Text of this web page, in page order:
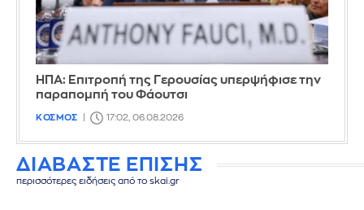
ΗΠΑ: Επιτροπή της Γερουσίας υπερψήφισε την
παραπομπή του Φάουτσι
ΚΟΣΜΟΣ 17:02, 06.08.2026
ΔΙΑΒΑΣΤΕ ΕΠΙΣΗΣ
περισσότερες ειδήσεις από το skai.gr